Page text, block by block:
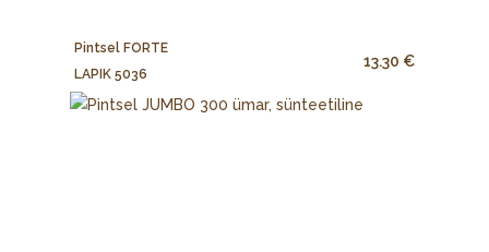
Pintsel FORTE
LAPIK 5036
13.30 €